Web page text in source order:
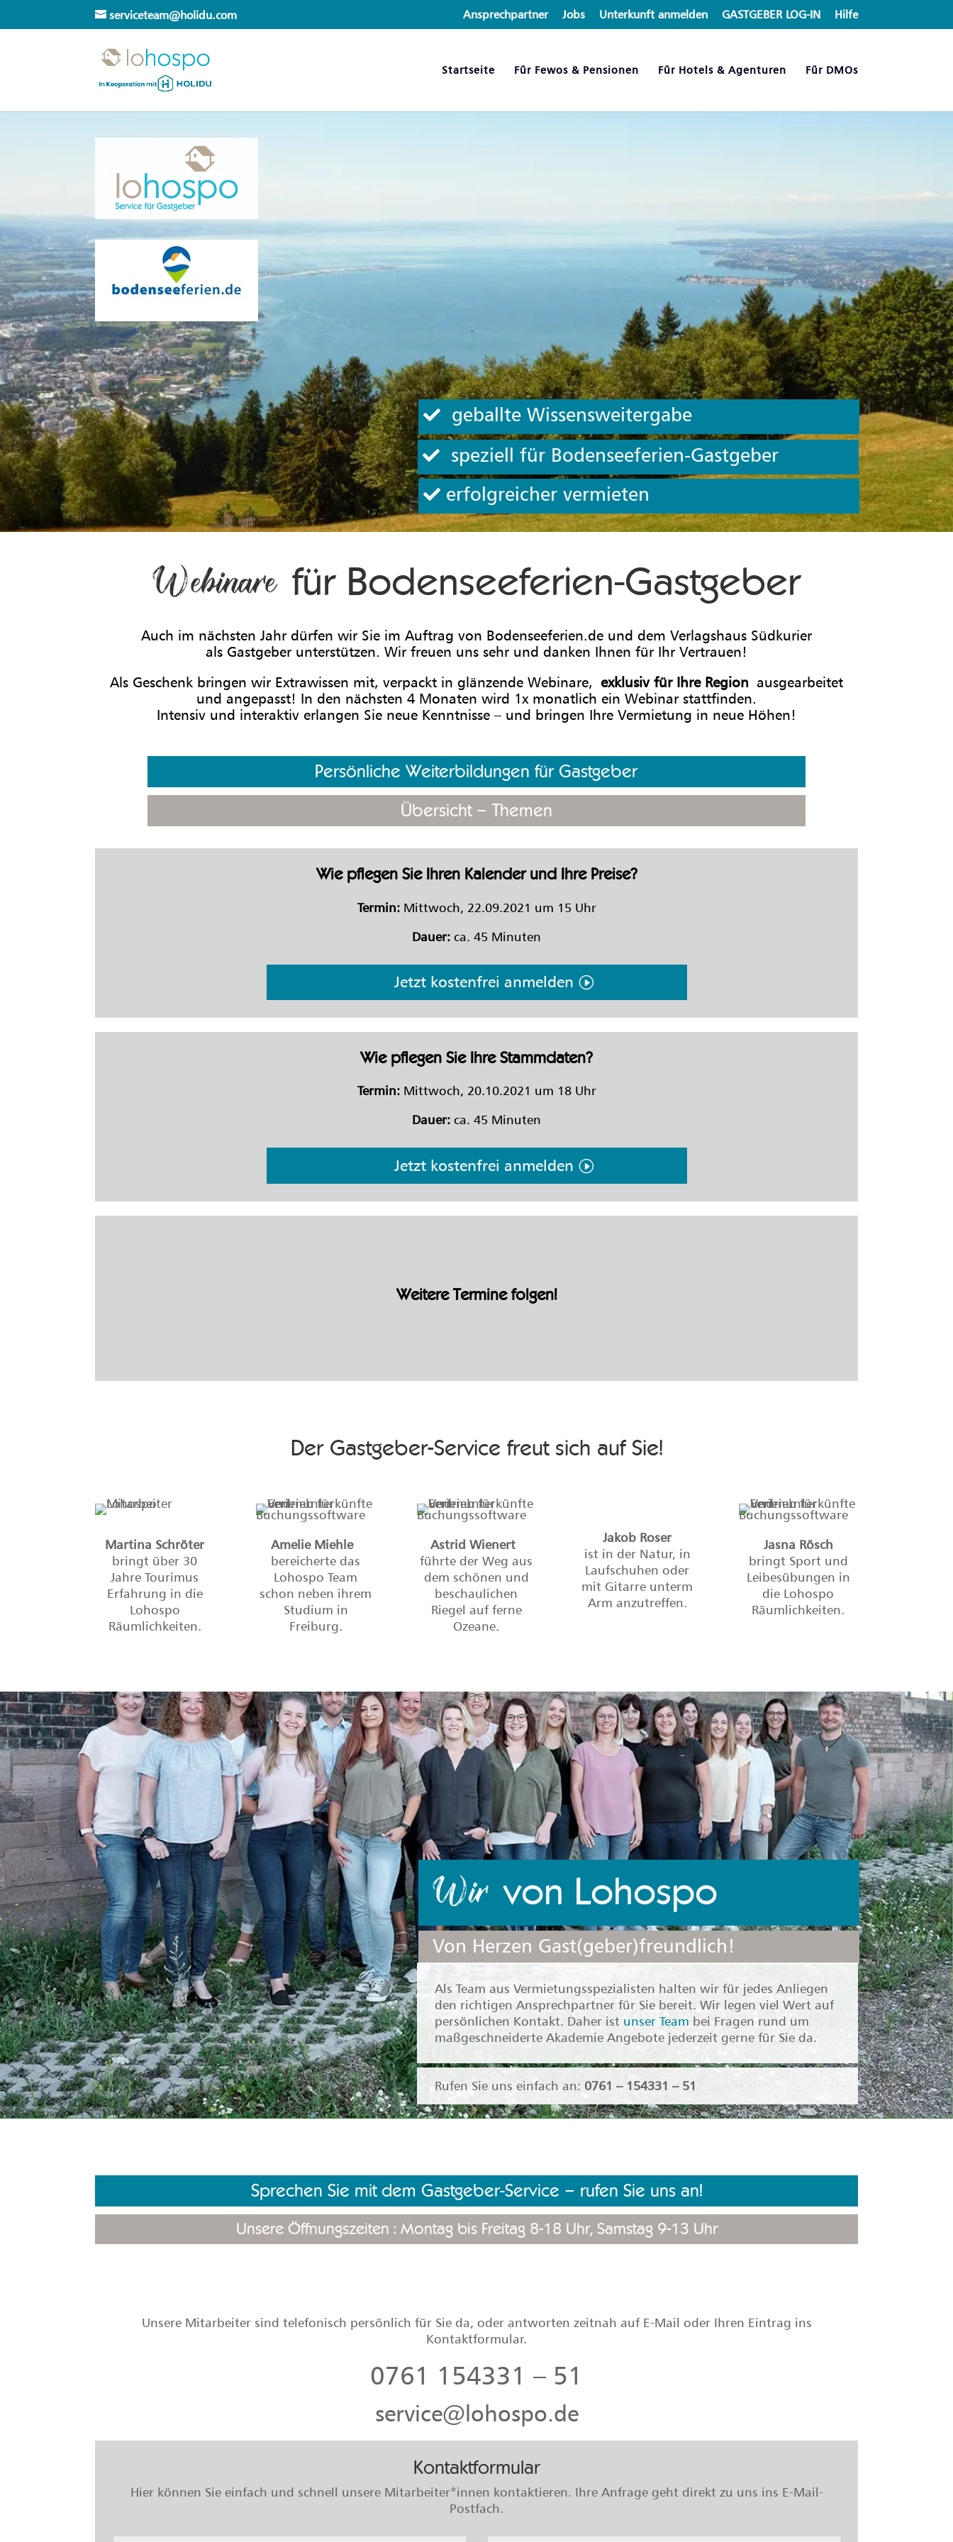
serviceteam@holidu.com Ansprechpartner Jobs Unterkunft anmelden GASTGEBER LOG-IN Hilfe
Startseite Für Fewos & Pensionen Für Hotels & Agenturen Für DMOs
geballte Wissensweitergabe
speziell für Bodenseeferien-Gastgeber
erfolgreicher vermieten
Webinare für Bodenseeferien-Gastgeber
Auch im nächsten Jahr dürfen wir Sie im Auftrag von Bodenseeferien.de und dem Verlagshaus Südkurier
als Gastgeber unterstützen. Wir freuen uns sehr und danken Ihnen für Ihr Vertrauen!
Als Geschenk bringen wir Extrawissen mit, verpackt in glänzende Webinare, exklusiv für Ihre Region ausgearbeitet
und angepasst! In den nächsten 4 Monaten wird 1x monatlich ein Webinar stattfinden.
Intensiv und interaktiv erlangen Sie neue Kenntnisse – und bringen Ihre Vermietung in neue Höhen!
Persönliche Weiterbildungen für Gastgeber
Übersicht – Themen
Wie pflegen Sie Ihren Kalender und Ihre Preise?
Termin:Mittwoch, 22.09.2021 um 15 Uhr
Dauer: ca. 45 Minuten
Jetzt kostenfrei anmelden
Wie pflegen Sie Ihre Stammdaten?
Termin:Mittwoch, 20.10.2021 um 18 Uhr
Dauer: ca. 45 Minuten
Jetzt kostenfrei anmelden
Weitere Termine folgen!
Der Gastgeber-Service freut sich auf Sie!
Martina Schröter
bringt über 30
Jahre Tourimus
Erfahrung in die
Lohospo
Räumlichkeiten.
Amelie Miehle
bereicherte das
Lohospo Team
schon neben ihrem
Studium in
Freiburg.
Astrid Wienert
führte der Weg aus
dem schönen und
beschaulichen
Riegel auf ferne
Ozeane.
Jakob Roser
ist in der Natur, in
Laufschuhen oder
mit Gitarre unterm
Arm anzutreffen.
Jasna Rösch
bringt Sport und
Leibesübungen in
die Lohospo
Räumlichkeiten.
Wirvon Lohospo
Von Herzen Gast(geber)freundlich!
Als Team aus Vermietungsspezialisten halten wir für jedes Anliegen
den richtigen Ansprechpartner für Sie bereit. Wir legen viel Wert auf
persönlichen Kontakt. Daher ist unser Team bei Fragen rund um
maßgeschneiderte Akademie Angebote jederzeit gerne für Sie da.
Rufen Sie uns einfach an: 0761 – 154331 – 51
Sprechen Sie mit dem Gastgeber-Service – rufen Sie uns an!
Unsere Öffnungszeiten : Montag bis Freitag 8-18 Uhr, Samstag 9-13 Uhr
Unsere Mitarbeiter sind telefonisch persönlich für Sie da, oder antworten zeitnah auf E-Mail oder Ihren Eintrag ins
Kontaktformular.
0761 154331 – 51
service@lohospo.de
Kontaktformular
Hier können Sie einfach und schnell unsere Mitarbeiter*innen kontaktieren. Ihre Anfrage geht direkt zu uns ins E-Mail-
Postfach.